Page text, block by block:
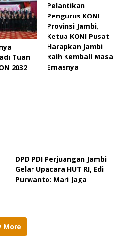
Tuan
2032
Pelantikan
Pengurus KONI
Provinsi Jambi,
Ketua KONI Pusat
Harapkan Jambi
Raih Kembali Masa
Emasnya
DPD PDI Perjuangan Jambi
Gelar Upacara HUT RI, Edi
Purwanto: Mari Jaga
kekuatan bangsa
More